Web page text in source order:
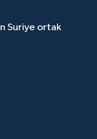
Suriye ortak